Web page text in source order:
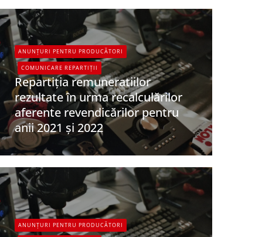
ANUNȚURI PENTRU PRODUCĂTORI
COMUNICARE REPARTIȚII
Repartiția remuneratiilor
rezultate în urma recalculărilor
aferente revendicărilor pentru
anii 2021 și 2022
UPFR
ANUNȚURI PENTRU PRODUCĂTORI